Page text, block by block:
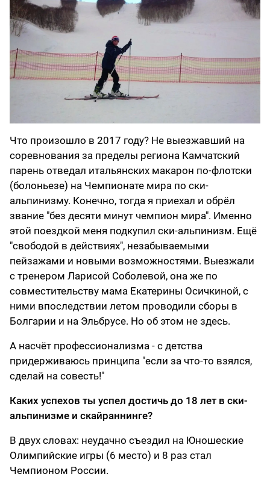
Что произошло в 2017 году? Не выезжавший на
соревнования за пределы региона Камчатский
парень отведал итальянских макарон по-флотски
(болоньезе) на Чемпионате мира по ски-
альпинизму. Конечно, тогда я приехал и обрёл
звание "без десяти минут чемпион мира". Именно
этой поездкой меня подкупил ски-альпинизм. Ещё
"свободой в действиях", незабываемыми
пейзажами и новыми возможностями. Выезжали
с тренером Ларисой Соболевой, она же по
совместительству мама Екатерины Осичкиной, с
ними впоследствии летом проводили сборы в
Болгарии и на Эльбрусе. Но об этом не здесь.
А насчёт профессионализма - с детства
придерживаюсь принципа "если за что-то взялся,
сделай на совесть!"
Каких успехов ты успел достичь до 18 лет в ски-
альпинизме и скайраннинге?
В двух словах: неудачно съездил на Юношеские
Олимпийские игры (6 место) и 8 раз стал
Чемпионом России.